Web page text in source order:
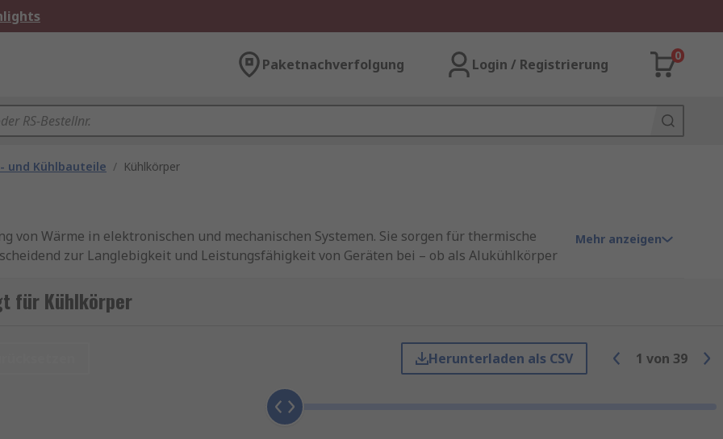
Paketnachverfolgung Login / Registrierung
0
und Kühlbauteile / Kühlkörper
Wärme in elektronischen und mechanischen Systemen. Sie sorgen für thermische
zur Langlebigkeit und Leistungsfähigkeit von Geräten bei – ob als Alukühlkörper
,Wärmeleitpaste
Kupfer für hohe Wärmeleitfähigkeit
Mehr anzeigen
für Kühlkörper
Herunterladen als CSV 1 von 39